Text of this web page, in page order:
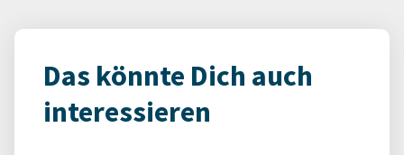
Das könnte Dich auch
interessieren